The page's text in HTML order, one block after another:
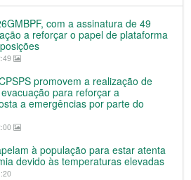
com a assinatura de 49
a reforçar o papel de plataforma
promovem a realização de
para reforçar a
a emergências por parte do
à população para estar atenta
devido às temperaturas elevadas